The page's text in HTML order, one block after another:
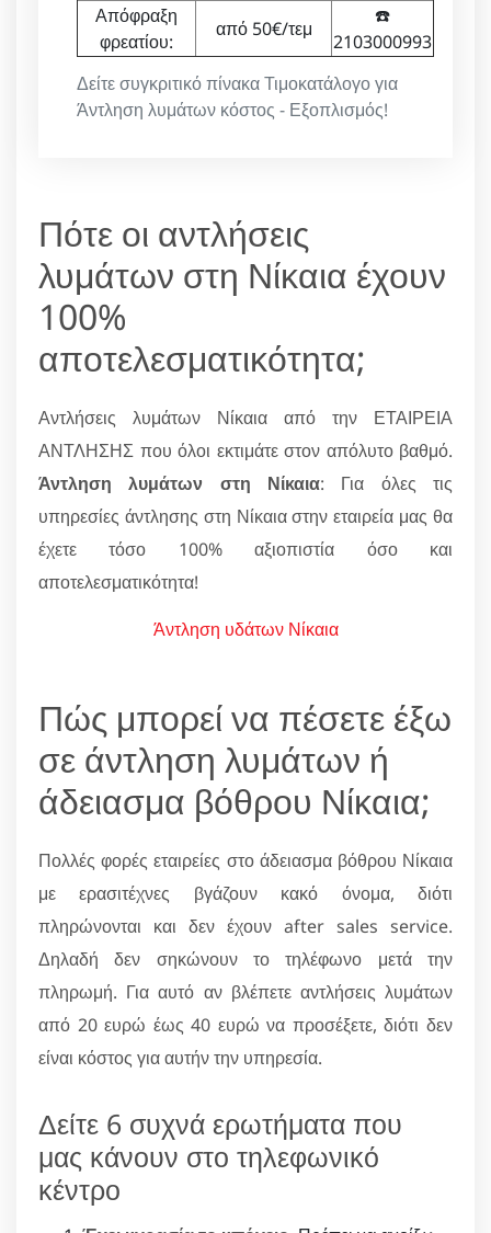
Δείτε συγκριτικό πίνακα Τιμοκατάλογο για
Άντληση λυμάτων κόστος - Εξοπλισμός!
Απόφραξη
φρεατίου:
από 50€/τεμ
☎️
2103000993
Πότε οι αντλήσεις
λυμάτων στη Νίκαια έχουν
100%
αποτελεσματικότητα;
Αντλήσεις λυμάτων Νίκαια από την ΕΤΑΙΡΕΙΑ
ΑΝΤΛΗΣΗΣ που όλοι εκτιμάτε στον απόλυτο βαθμό.
Άντληση λυμάτων στη Νίκαια: Για όλες τις
υπηρεσίες άντλησης στη Νίκαια στην εταιρεία μας θα
έχετε τόσο 100% αξιοπιστία όσο και
αποτελεσματικότητα!
Άντληση υδάτων Νίκαια
Πώς μπορεί να πέσετε έξω
σε άντληση λυμάτων ή
άδειασμα βόθρου Νίκαια;
Πολλές φορές εταιρείες στο άδειασμα βόθρου Νίκαια
με ερασιτέχνες βγάζουν κακό όνομα, διότι
πληρώνονται και δεν έχουν after sales service.
Δηλαδή δεν σηκώνουν το τηλέφωνο μετά την
πληρωμή. Για αυτό αν βλέπετε αντλήσεις λυμάτων
από 20 ευρώ έως 40 ευρώ να προσέξετε, διότι δεν
είναι κόστος για αυτήν την υπηρεσία.
Δείτε 6 συχνά ερωτήματα που
μας κάνουν στο τηλεφωνικό
κέντρο